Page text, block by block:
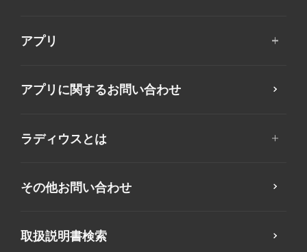
アプリ
アプリに関するお問い合わせ
ラディウスとは
その他お問い合わせ
取扱説明書検索